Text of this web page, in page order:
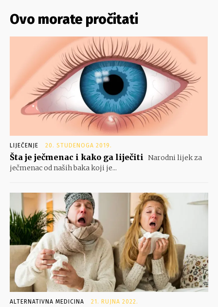
Ovo morate pročitati
LIJEČENJE 20. STUDENOGA 2019.
Šta je ječmenac i kako ga liječiti Narodni lijek za
ječmenac od naših baka koji je...
ALTERNATIVNA MEDICINA 21. RUJNA 2022.